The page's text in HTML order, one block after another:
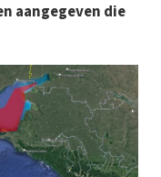
aangegeven die